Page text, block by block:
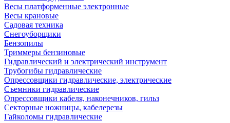
Весы платформенные электронные
Весы крановые
Садовая техника
Снегоуборщики
Бензопилы
Триммеры бензиновые
Гидравлический и электрический инструмент
Трубогибы гидравлические
Опрессовщики гидравлические, электрические
Съемники гидравлические
Опрессовщики кабеля, наконечников, гильз
Секторные ножницы, кабелерезы
Гайколомы гидравлические